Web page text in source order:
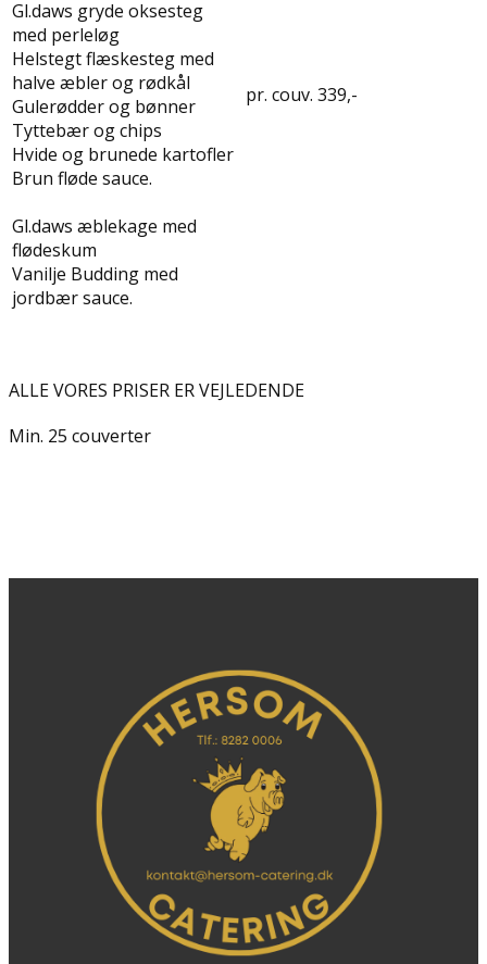
Gl.daws gryde oksesteg
med perleløg
Helstegt flæskesteg med
halve æbler og rødkål
Gulerødder og bønner
Tyttebær og chips
Hvide og brunede kartofler
Brun fløde sauce.
Gl.daws æblekage med
flødeskum
Vanilje Budding med
jordbær sauce.
pr. couv. 339,-
ALLE VORES PRISER ER VEJLEDENDE
Min. 25 couverter